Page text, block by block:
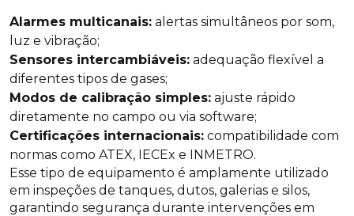
Alarmes multicanais: alertas simultâneos por som,
luz e vibração;
Sensores intercambiáveis: adequação flexível a
diferentes tipos de gases;
Modos de calibração simples: ajuste rápido
diretamente no campo ou via software;
Certificações internacionais: compatibilidade com
normas como ATEX, IECEx e INMETRO.
Esse tipo de equipamento é amplamente utilizado
em inspeções de tanques, dutos, galerias e silos,
garantindo segurança durante intervenções em